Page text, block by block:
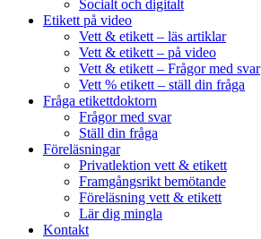
Socialt och digitalt
Etikett på video
Vett & etikett – läs artiklar
Vett & etikett – på video
Vett & etikett – Frågor med svar
Vett % etikett – ställ din fråga
Fråga etikettdoktorn
Frågor med svar
Ställ din fråga
Föreläsningar
Privatlektion vett & etikett
Framgångsrikt bemötande
Föreläsning vett & etikett
Lär dig mingla
Kontakt